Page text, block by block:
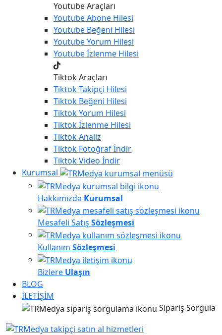
Youtube Araçları
YoutubeAbone Hilesi
Youtube Beğeni Hilesi
YoutubeYorum Hilesi
Youtubeİzlenme Hilesi
Tiktok Araçları
TiktokTakipçi Hilesi
Tiktok Beğeni Hilesi
TiktokYorum Hilesi
Tiktokİzlenme Hilesi
TiktokAnaliz
Tiktok Fotoğraf İndir
TiktokVideo İndir
Kurumsal
Hakkımızda Kurumsal
Mesafeli Satış Sözleşmesi
Kullanım Sözleşmesi
Bizlere Ulaşın
BLOG
İLETİŞİM
Sipariş Sorgula